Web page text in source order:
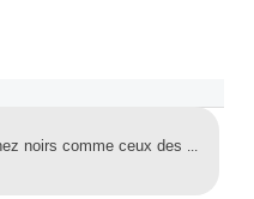
noirs comme ceux des ...